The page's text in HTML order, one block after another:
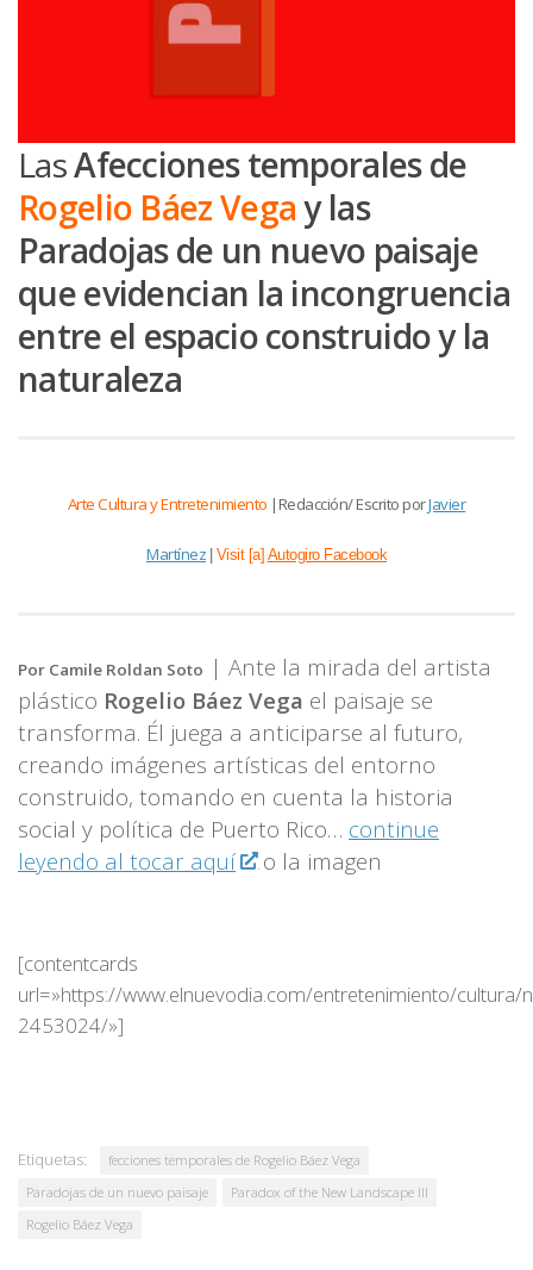
LasAfecciones temporales de
Rogelio Báez Vegay las
Paradojas de un nuevo paisaje
que evidencian la incongruencia
entre el espacio construido y la
naturaleza
Arte Cultura y Entretenimiento |Redacción/ Escrito porJavier
Martínez | Visit [a] Autogiro Facebook
Por Camile Roldan Soto
| Ante la mirada del artista
plástico Rogelio Báez Vega el paisaje se
transforma. Él juega a anticiparse al futuro,
creando imágenes artísticas del entorno
construido, tomando en cuenta la historia
social y política de Puerto Rico… continue
leyendo al tocar aquí
o la imagen
[contentcards
url=»https://www.elnuevodia.com/entretenimiento/
2453024/»]
Etiquetas:
fecciones temporales de Rogelio Báez Vega
Paradojas de un nuevo paisaje
Paradox of the New Landscape III
Rogelio Báez Vega